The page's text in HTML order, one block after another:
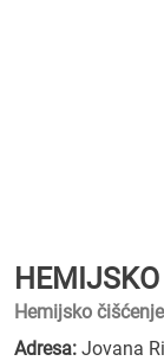
Hemijsko
Adresa: Jovana